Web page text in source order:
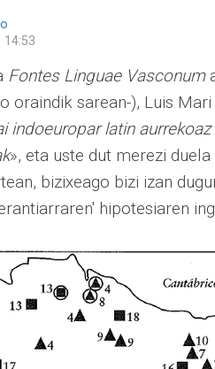
14:53
Fontes Linguae Vasconum
oraindik sarean-), Luis
indoeuropar latin
», eta uste dut merezi
bizixeago bizi izan
hipotesiaren